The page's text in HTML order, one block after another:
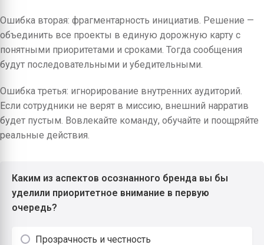
Ошибка вторая: фрагментарность инициатив. Решение —
объединить все проекты в единую дорожную карту с
понятными приоритетами и сроками. Тогда сообщения
будут последовательными и убедительными.
Ошибка третья: игнорирование внутренних аудиторий.
Если сотрудники не верят в миссию, внешний нарратив
будет пустым. Вовлекайте команду, обучайте и поощряйте
реальные действия.
Каким из аспектов осознанного бренда вы бы
уделили приоритетное внимание в первую
очередь?
Прозрачность и честность